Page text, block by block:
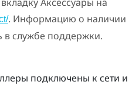
. Информацию о наличии
в службе поддержки.
подключены к сети и